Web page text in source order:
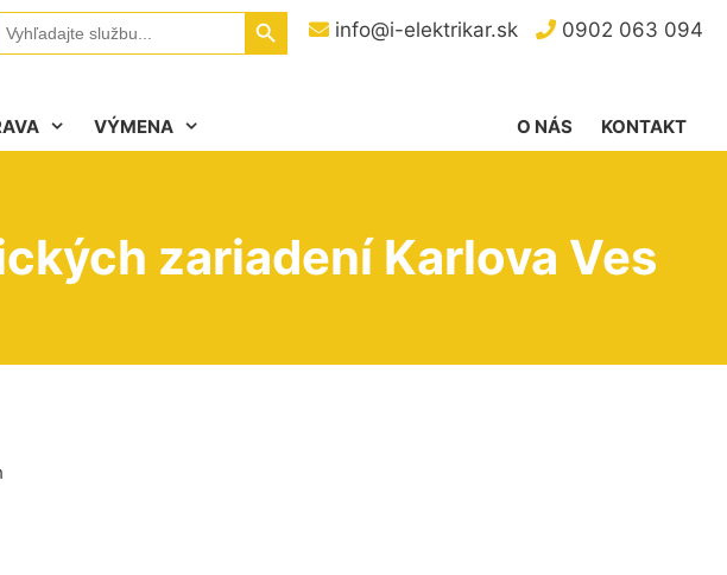
info@i-elektrikar.sk 0902 063 094
for:
Search Button
VÝMENA KONTAKT
O NÁS
zariadení Karlova Ves